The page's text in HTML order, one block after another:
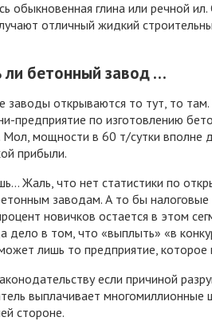
обыкновенная глина или речной
отличный жидкий
ли бетонный завод …
заводы открываются то тут, то
предприятие по изготовлению
Мол, мощности в 60 т/сутки вполне
прибыли.
Жаль, что нет статистики по
заводам. А то бы налоговые
новичков остается в этом
дело в том, что «выплыть» «в
лишь то предприятие, которое
если причиной
выплачивает
стороне.